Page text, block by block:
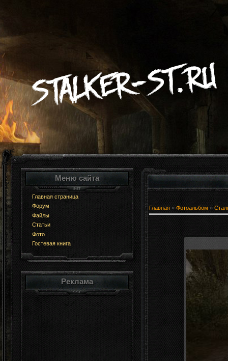
Меню сайта
Главная страница
Форум
Файлы
Статьи
Фото
Гостевая книга
Реклама
Главная » Фотоальбом »